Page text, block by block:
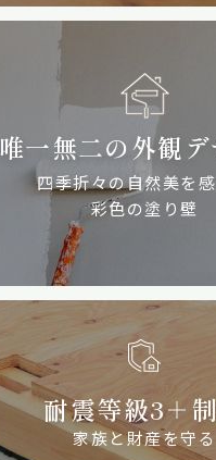
唯一無二の外観
四季折々の自然美を
彩色の塗り壁
耐震等級3＋
家族と財産を守る